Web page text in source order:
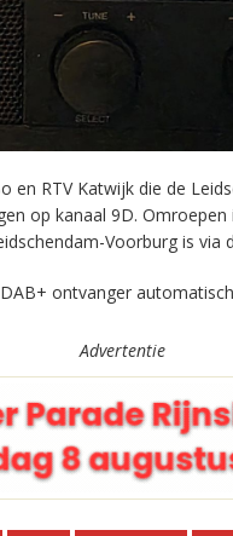
en RTV Katwijk die de
op kanaal 9D.
Voorburg is via
ontvanger
Advertentie